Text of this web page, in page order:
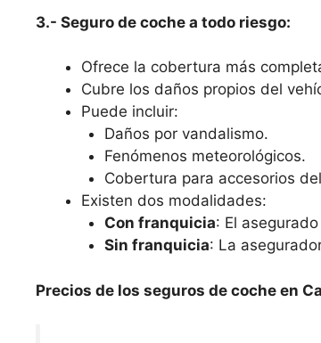
3.- Seguro de coche a todo riesgo:
Ofrece la cobertura más
Cubre los daños propios del
Puede incluir:
Daños por vandalismo.
Fenómenos meteorológicos.
Cobertura para accesorios
Existen dos modalidades:
Con franquicia: El
Sin franquicia: La
Precios de los seguros de coche en